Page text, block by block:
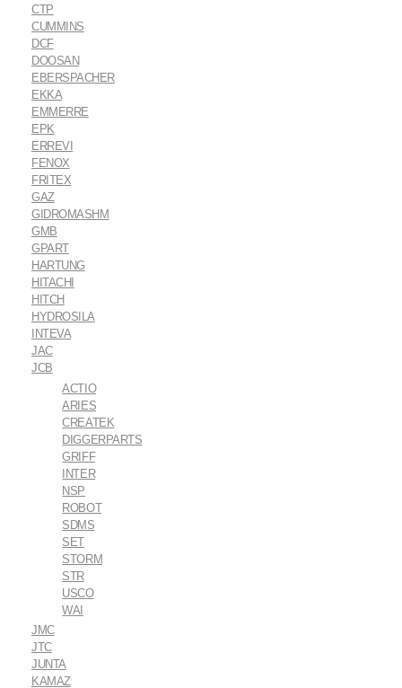
CTP
CUMMINS
DCF
DOOSAN
EBERSPACHER
EKKA
EMMERRE
EPK
ERREVI
FENOX
FRITEX
GAZ
GIDROMASHM
GMB
GPART
HARTUNG
HITACHI
HITCH
HYDROSILA
INTEVA
JAC
JCB
ACTIO
ARIES
CREATEK
DIGGERPARTS
GRIFF
INTER
NSP
ROBOT
SDMS
SET
STORM
STR
USCO
WAI
JMC
JTC
JUNTA
KAMAZ